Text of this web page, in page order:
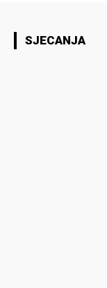
SJECANJA